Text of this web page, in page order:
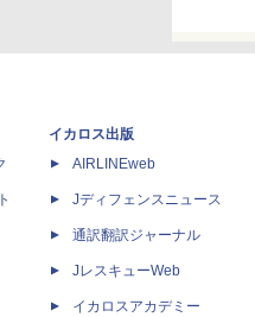
イカロス出版
AIRLINEweb
Jディフェンスニュース
通訳翻訳ジャーナル
JレスキューWeb
イカロスアカデミー